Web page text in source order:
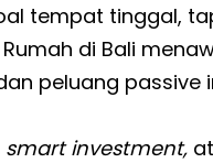
tempat tinggal,
di Bali
peluang passive
smart investment,